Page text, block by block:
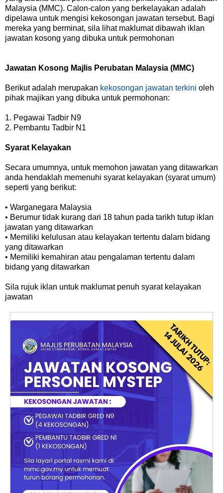
Malaysia (MMC). Calon-calon yang berkelayakan adalah
dipelawa untuk mengisi kekosongan jawatan tersebut. Bagi
mereka yang berminat, sila lihat maklumat dibawah iklan
jawatan kosong yang dibuka untuk permohonan
Jawatan Kosong Majlis Perubatan Malaysia (MMC)
Berikut adalah merupakan kekosongan jawatan terkini oleh
pihak majikan yang dibuka untuk permohonan:
1. Pegawai Tadbir N9
2. Pembantu Tadbir N1
Syarat Kelayakan
Secara umumnya, untuk memohon jawatan yang ditawarkan
anda hendaklah memenuhi syarat kelayakan (syarat umum)
seperti yang berikut:
• Warganegara Malaysia
• Berumur tidak kurang dari 18 tahun pada tarikh tutup iklan
jawatan yang ditawarkan
• Memiliki kelulusan atau kelayakan tertentu dalam bidang
yang ditawarkan
• Memiliki kemahiran atau pengalaman tertentu dalam
bidang yang ditawarkan
Sila rujuk iklan untuk maklumat penuh syarat kelayakan
jawatan